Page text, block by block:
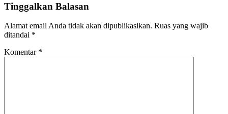
Tinggalkan Balasan
Alamat email Anda tidak akan dipublikasikan. Ruas yang wajib
ditandai *
Komentar *